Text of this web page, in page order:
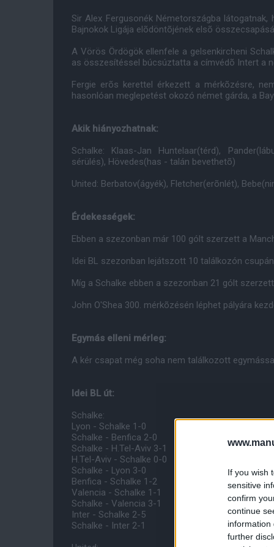
If you wish
sensitive
confirm
continue
information
further
Sir Alex Fergusonék Németországba
Bajnokok Ligája elõdöntõjének elsõ
A Vörös Ördögök ellenfele a gelsenkircheni
as összesítéssel búcsúztatta a címvédõ Intert a
Fergie erõs kerettel érkezett a mérkõzésre,
hasonlóan meglepetést okozó német gárda, a
Akik hiányozhatnak:
Schalke: Klaas-Jan Huntelaar(térd),
sérülés), Hövedes(has - talán bevethetõ)
United: Berbatov(ágyék), Fletcher(erõnlét),
Érdekességek:
Ebben a szezonban már 100 gólt szerzett a
Idei BL szezonban lejátszott 10 találkozón
Míg a Schalke ebben a szezonban 21 gólt
John O'Shea 300. mérkõzésén léphet pályára
Egymás elleni mérleg:
A kér csapat még soha nem találkozott
Idei BL út:
Schalke:
Lyon - Schalke 1-0
Schalke - Benfica 2-0
Schalke - H.Tel-Aviv 3-1
H.Tel-Aviv - Schalke 0-0
Schalke - Lyon 3-0
Benfica - Schalke 1-2
Valencia - Schalke 1-1
Schalke - Valencia 3-1
Inter - Schalke 2-5
Schalke - Inter 2-1